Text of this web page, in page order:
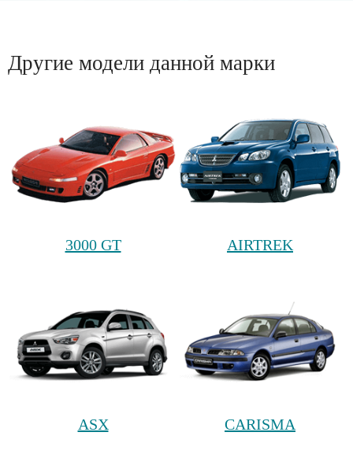
Другие модели данной марки
3000 GT AIRTREK
ASX CARISMA